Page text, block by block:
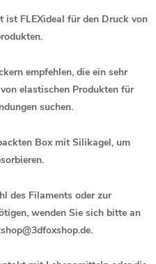
ist FLEXideal für den Druck von
empfehlen, die ein sehr
elastischen Produkten für
suchen.
Boxmit Silikagel, um
des Filaments oder zur
wenden Sie sich bitte an